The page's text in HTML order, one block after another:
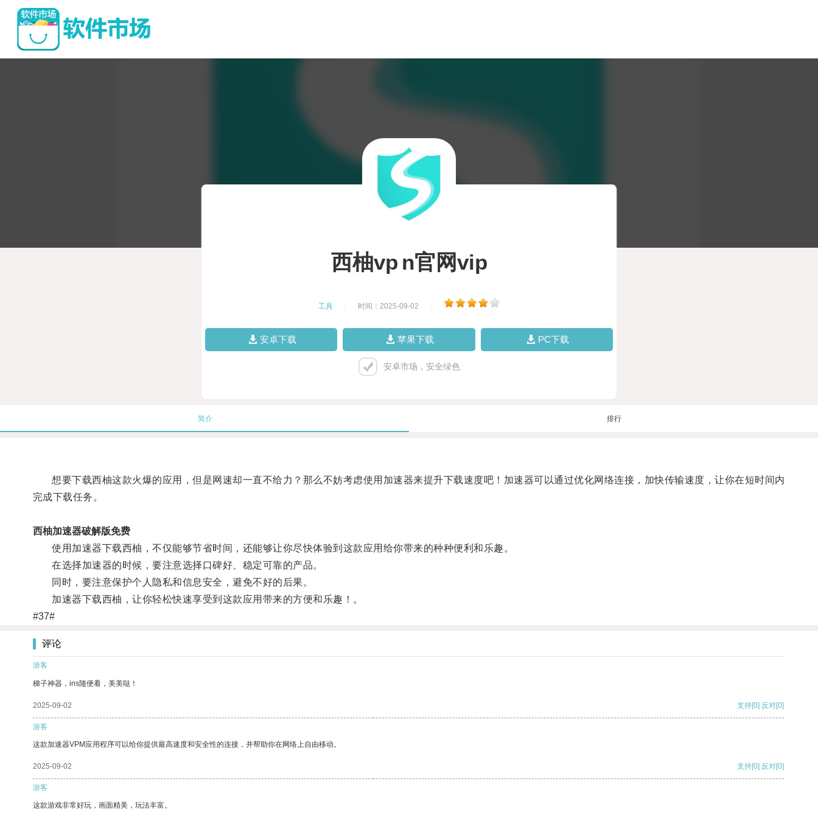
西柚vp n官网vip
工具 时间：2025-09-02
安卓下载 苹果下载 PC下载
安卓市场，安全绿色
简介 排行
想要下载西柚这款火爆的应用，但是网速却一直不给力？那么不妨考虑使用加速器来提升下载速度吧！加速器可以通过优化网络连接，加快传输速度，让你在短时间内
完成下载任务。
西柚加速器破解版免费
使用加速器下载西柚，不仅能够节省时间，还能够让你尽快体验到这款应用给你带来的种种便利和乐趣。
在选择加速器的时候，要注意选择口碑好、稳定可靠的产品。
同时，要注意保护个人隐私和信息安全，避免不好的后果。
加速器下载西柚，让你轻松快速享受到这款应用带来的方便和乐趣！。
#37#
评论
游客
梯子神器，ins随便看，美美哒！
2025-09-02 支持[0] 反对[0]
游客
这款加速器VPM应用程序可以给你提供最高速度和安全性的连接，并帮助你在网络上自由移动。
2025-09-02 支持[0] 反对[0]
游客
这款游戏非常好玩，画面精美，玩法丰富。